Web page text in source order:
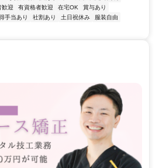
歓迎 有資格者歓迎 在宅OK
賞与あり
手当あり 社割あり 土日祝休み
服装自由